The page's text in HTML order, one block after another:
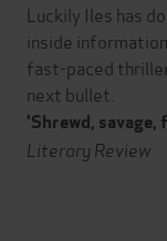
Luckily Iles has
inside
fast-paced
next bullet.
'Shrewd,
Literary Review